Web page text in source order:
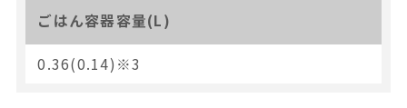
ごはん容器容量(L)
0.36(0.14)※3